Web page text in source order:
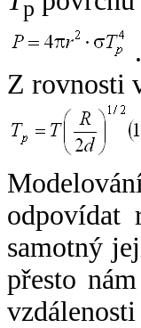
p
.
Z rovnosti
odpovídat
samotný
přesto